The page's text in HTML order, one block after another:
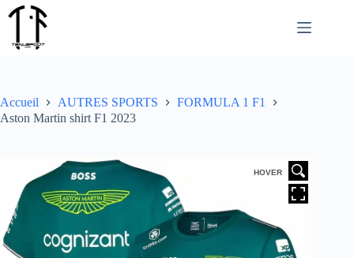
Passer
au
Accueil AUTRES SPORTS
FORMULA 1 F1
Aston Martin shirt F1 2023
HOVER